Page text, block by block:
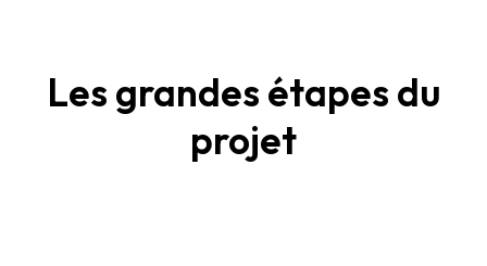
Les grandes étapes du
projet